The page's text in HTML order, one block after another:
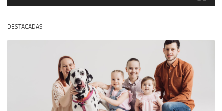
DESTACADAS